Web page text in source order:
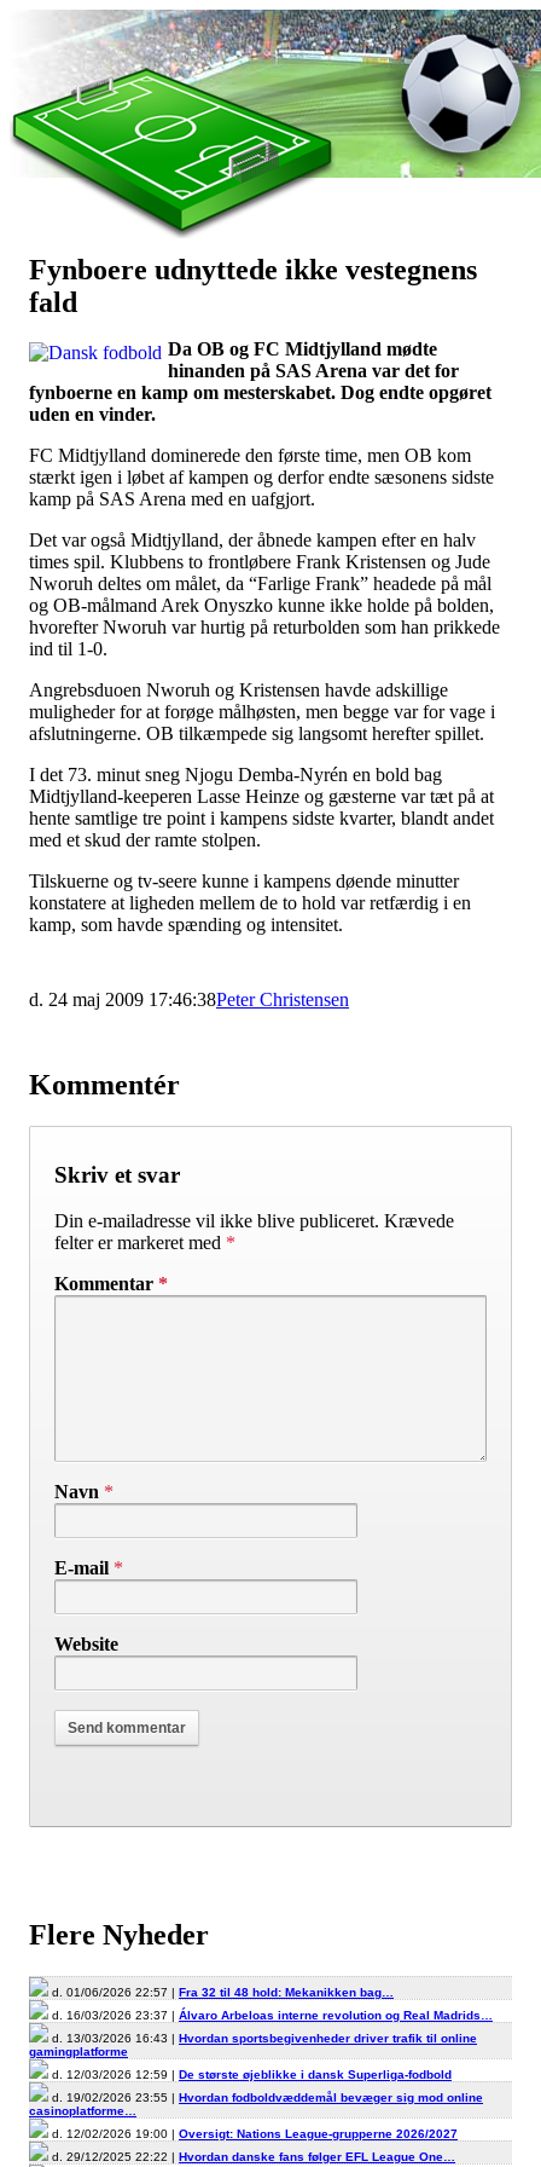
Наши партнеры
Fynboere udnyttede ikke vestegnens
fald
Da OB og FC Midtjylland mødte
hinanden på SAS Arena var det for
fynboerne en kamp om mesterskabet. Dog endte opgøret
uden en vinder.
FC Midtjylland dominerede den første time, men OB kom
stærkt igen i løbet af kampen og derfor endte sæsonens sidste
kamp på SAS Arena med en uafgjort.
Det var også Midtjylland, der åbnede kampen efter en halv
times spil. Klubbens to frontløbere Frank Kristensen og Jude
Nworuh deltes om målet, da “Farlige Frank” headede på mål
og OB-målmand Arek Onyszko kunne ikke holde på bolden,
hvorefter Nworuh var hurtig på returbolden som han prikkede
ind til 1-0.
Angrebsduoen Nworuh og Kristensen havde adskillige
muligheder for at forøge målhøsten, men begge var for vage i
afslutningerne. OB tilkæmpede sig langsomt herefter spillet.
I det 73. minut sneg Njogu Demba-Nyrén en bold bag
Midtjylland-keeperen Lasse Heinze og gæsterne var tæt på at
hente samtlige tre point i kampens sidste kvarter, blandt andet
med et skud der ramte stolpen.
Tilskuerne og tv-seere kunne i kampens døende minutter
konstatere at ligheden mellem de to hold var retfærdig i en
kamp, som havde spænding og intensitet.
d. 24 maj 2009 17:46:38Peter Christensen
Kommentér
Skriv et svar
Din e-mailadresse vil ikke blive publiceret. Krævede
felter er markeret med *
Kommentar *
Navn *
E-mail *
Website
Flere Nyheder
d. 01/06/2026 22:57 | Fra 32 til 48 hold: Mekanikken bag…
d. 16/03/2026 23:37 | Álvaro Arbeloas interne revolution og Real Madrids…
d. 13/03/2026 16:43 | Hvordan sportsbegivenheder driver trafik til online
gamingplatforme
d. 12/03/2026 12:59 | De største øjeblikke i dansk Superliga-fodbold
d. 19/02/2026 23:55 | Hvordan fodboldvæddemål bevæger sig mod online
casinoplatforme…
d. 12/02/2026 19:00 | Oversigt: Nations League-grupperne 2026/2027
d. 29/12/2025 22:22 | Hvordan danske fans følger EFL League One…